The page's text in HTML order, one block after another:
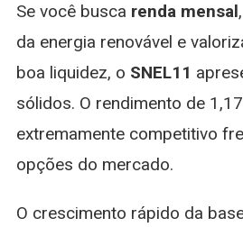
Se você busca renda mensal
da energia renovável e
boa liquidez, o SNEL11
sólidos. O rendimento de
extremamente competitivo
opções do mercado.
O crescimento rápido da